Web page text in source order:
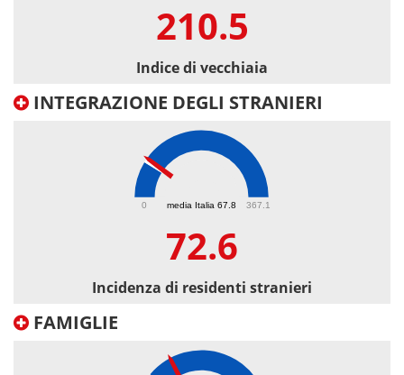
210.5
Indice di vecchiaia
INTEGRAZIONE DEGLI STRANIERI
media Italia 67.8
0 367.1
72.6
Incidenza di residenti stranieri
FAMIGLIE